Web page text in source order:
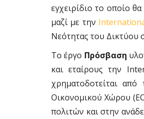
εγχειρίδιο το οποίο
μαζί με την
Νεότητας του Δικτύου
Το έργο Πρόσβαση
και εταίρους την
χρηματοδοτείται
Οικονομικού Χώρου
πολιτών και στην